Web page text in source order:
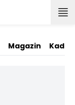
Magazin Kadın